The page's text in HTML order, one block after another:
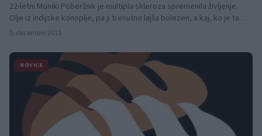
22-letni Moniki Poberžnik je multipla skleroza spremenila življenje.
Olje iz indijske konoplje, pa ji trenutno lajša bolezen, a kaj, ko je ta
način zdravljenja pri nas nelegalen. Monika se zato zavzema za
zgodbo.
5. december 2013
NOVICE